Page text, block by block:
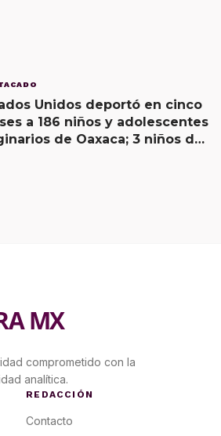
Unidos deportó en cinco
a 186 niños y adolescentes
de Oaxaca; 3 niños de
MX
comprometido con la
analítica.
REDACCIÓN
Contacto